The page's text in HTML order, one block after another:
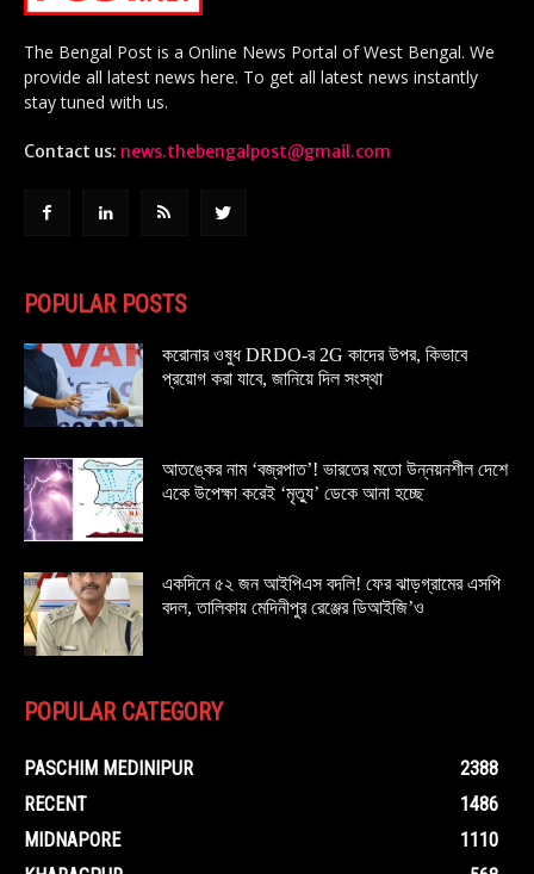
The Bengal Post is a Online News Portal of West Bengal. We
provide all latest news here. To get all latest news instantly
stay tuned with us.
Contact us: news.thebengalpost@gmail.com
POPULAR POSTS
করোনার ওষুধ DRDO-র 2G কাদের উপর, কিভাবে
প্রয়োগ করা যাবে, জানিয়ে দিল সংস্থা
আতঙ্কের নাম ‘বজ্রপাত’! ভারতের মতো উন্নয়নশীল দেশে
একে উপেক্ষা করেই ‘মৃত্যু’ ডেকে আনা হচ্ছে
একদিনে ৫২ জন আইপিএস বদলি! ফের ঝাড়গ্রামের এসপি
বদল, তালিকায় মেদিনীপুর রেঞ্জের ডিআইজি’ও
POPULAR CATEGORY
PASCHIM MEDINIPUR
2388
RECENT
1486
MIDNAPORE
1110